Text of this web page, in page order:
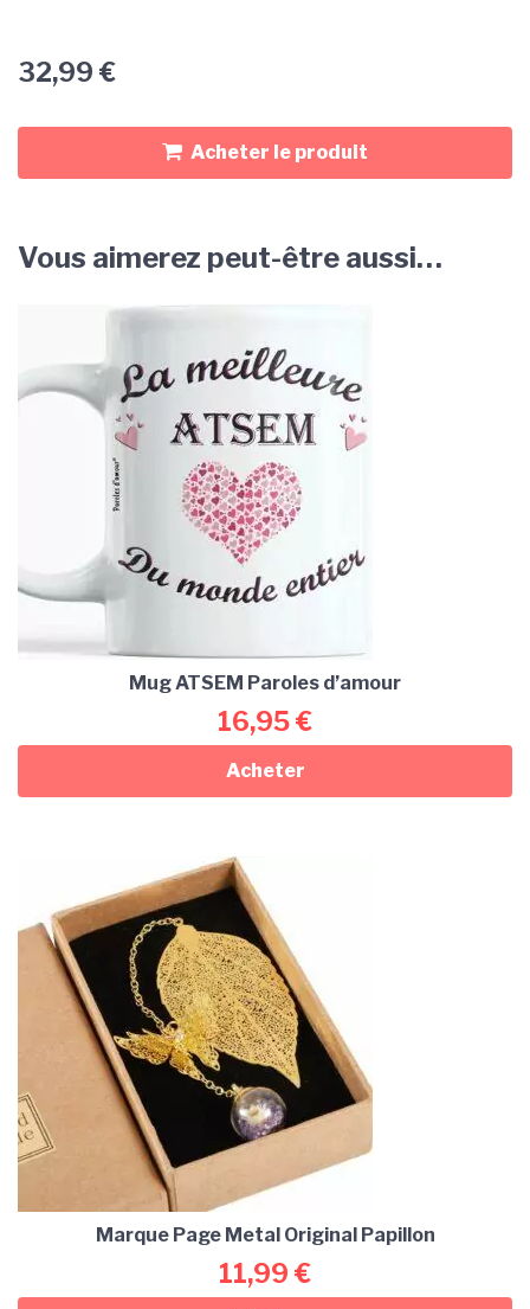
32,99 €
Acheter le produit
Vous aimerez peut-être aussi…
Mug ATSEM Paroles d’amour
16,95€
Acheter
Marque Page Metal Original Papillon
11,99 €